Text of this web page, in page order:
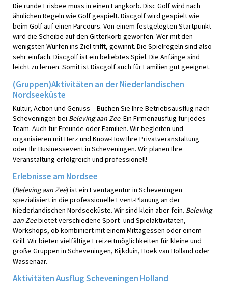
Die runde Frisbee muss in einen Fangkorb. Disc Golf wird nach
ähnlichen Regeln wie Golf gespielt. Discgolf wird gespielt wie
beim Golf auf einen Parcours. Von einem festgelegten Startpunkt
wird die Scheibe auf den Gitterkorb geworfen. Wer mit den
wenigsten Würfen ins Ziel trifft, gewinnt. Die Spielregeln sind also
sehr einfach. Discgolf ist ein beliebtes Spiel. Die Anfänge sind
leicht zu lernen. Somit ist Discgolf auch für Familien gut geeignet.
(Gruppen)Aktivitäten an der Niederlandischen
Nordseeküste
Kultur, Action und Genuss – Buchen Sie Ihre Betriebsausflug nach
Scheveningen bei Beleving aan Zee. Ein Firmenausflug für jedes
Team. Auch für Freunde oder Familien. Wir begleiten und
organisieren mit Herz und Know-How Ihre Privatveranstaltung
oder Ihr Businessevent in Scheveningen. Wir planen Ihre
Veranstaltung erfolgreich und professionell!
Erlebnisse am Nordsee
(Beleving aan Zee) ist ein Eventagentur in Scheveningen
spezialisiert in die professionelle Event-Planung an der
Niederlandischen Nordseeküste. Wir sind klein aber fein. Beleving
aan Zeebietet verschiedene Sport- und Spielaktivitäten,
Workshops, ob kombiniert mit einem Mittagessen oder einem
Grill. Wir bieten vielfältige Freizeitmöglichkeiten für kleine und
große Gruppen in Scheveningen, Kijkduin, Hoek van Holland oder
Wassenaar.
Aktivitäten Ausflug Scheveningen Holland